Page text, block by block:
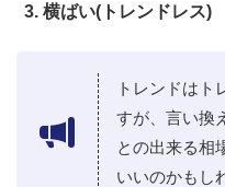
横ばい(トレンドレス)
トレンドはト
すが、言い換
との出来る相
いいのかもし